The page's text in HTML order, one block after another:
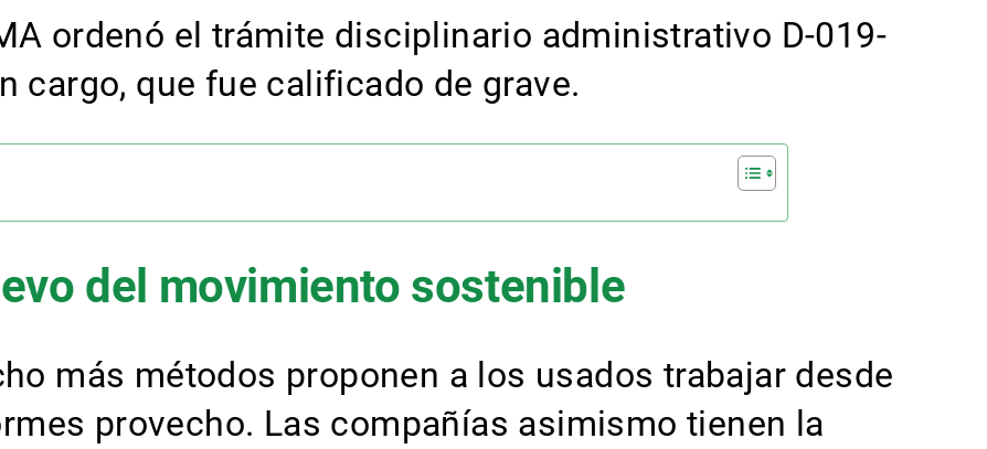
ordenó el trámite disciplinario administrativo D-019-
cargo, que fue calificado de grave.
del movimiento sostenible
más métodos proponen a los usados trabajar desde
provecho. Las compañías asimismo tienen la